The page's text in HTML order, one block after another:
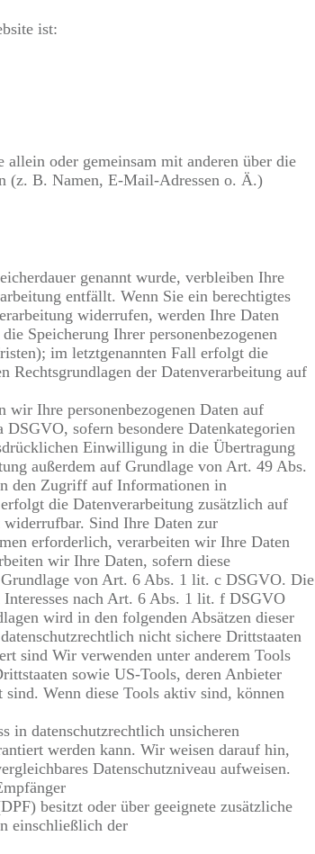
ist:
oder gemeinsam mit anderen über die
(z. B. Namen, E-Mail-Adressen o. Ä.)
genannt wurde, verbleiben Ihre
entfällt. Wenn Sie ein berechtigtes
widerrufen, werden Ihre Daten
Speicherung Ihrer personenbezogenen
im letztgenannten Fall erfolgt die
Rechtsgrundlagen der Datenverarbeitung auf
Ihre personenbezogenen Daten auf
sofern besondere Datenkategorien
Einwilligung in die Übertragung
außerdem auf Grundlage von Art. 49 Abs.
den Zugriff auf Informationen in
die Datenverarbeitung zusätzlich auf
Sind Ihre Daten zur
erforderlich, verarbeiten wir Ihre Daten
wir Ihre Daten, sofern diese
von Art. 6 Abs. 1 lit. c DSGVO. Die
Interesses nach Art. 6 Abs. 1 lit. f DSGVO
wird in den folgenden Absätzen dieser
nicht sichere Drittstaaten
sind Wir verwenden unter anderem Tools
sowie US-Tools, deren Anbieter
Wenn diese Tools aktiv sind, können
in datenschutzrechtlich unsicheren
werden kann. Wir weisen darauf hin,
Datenschutzniveau aufweisen.
besitzt oder über geeignete zusätzliche
einschließlich der